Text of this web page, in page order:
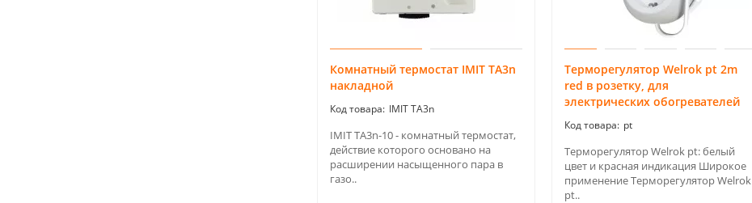
Комнатный термостат IMIT TA3n
накладной
IMIT TA3n
IMIT TA3n-10 - комнатный термостат,
действие которого основано на
расширении насыщенного пара в
газо..
Терморегулятор Welrok pt 2m
red в розетку, для
электрических обогревателей
pt
Терморегулятор Welrok pt: белый
цвет и красная индикация Широкое
применение Терморегулятор Welrok
pt..